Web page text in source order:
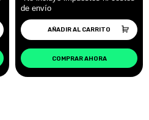
AÑADIR AL CARRITO
COMPRAR AHORA